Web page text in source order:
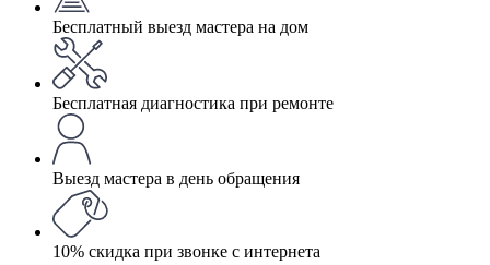
Бесплатный выезд мастера на дом
Бесплатная диагностика при ремонте
Выезд мастера в день обращения
10% скидка при звонке с интернета